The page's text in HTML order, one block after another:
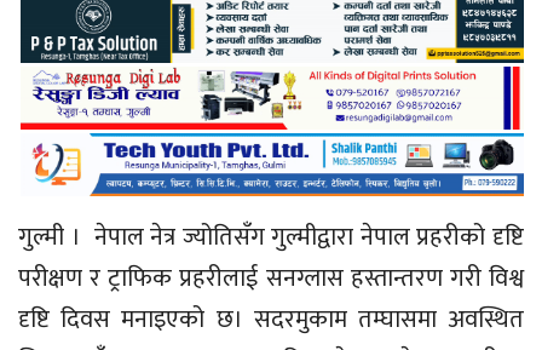
गुल्मी । नेपाल नेत्र ज्योतिसँग गुल्मीद्वारा नेपाल प्रहरीको दृष्टि
परीक्षण र ट्राफिक प्रहरीलाई सनग्लास हस्तान्तरण गरी विश्व
दृष्टि दिवस मनाइएको छ। सदरमुकाम तम्घासमा अवस्थित